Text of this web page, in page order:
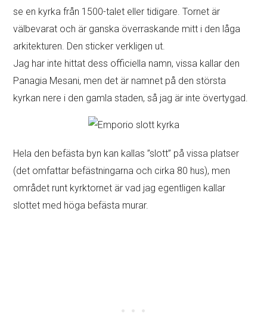
se en kyrka från 1500-talet eller tidigare. Tornet är
välbevarat och är ganska överraskande mitt i den låga
arkitekturen. Den sticker verkligen ut.
Jag har inte hittat dess officiella namn, vissa kallar den
Panagia Mesani, men det är namnet på den största
kyrkan nere i den gamla staden, så jag är inte övertygad.
Hela den befästa byn kan kallas ”slott” på vissa platser
(det omfattar befästningarna och cirka 80 hus), men
området runt kyrktornet är vad jag egentligen kallar
slottet med höga befästa murar.